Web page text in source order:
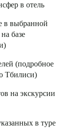
в отель
в выбранной
базе
(подробное
Тбилиси)
на экскурсии
в туре